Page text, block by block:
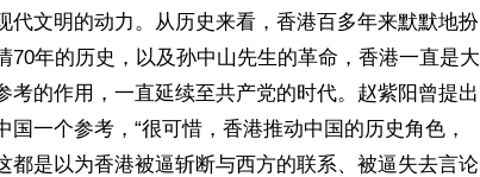
代文明的动力。从历史来看，香港百多年来默默地扮
70年的历史，以及孙中山先生的革命，香港一直是大
考的作用，一直延续至共产党的时代。赵紫阳曾提出
一个参考，“很可惜，香港推动中国的历史角色，
都是以为香港被逼斩断与西方的联系、被逼失去言论